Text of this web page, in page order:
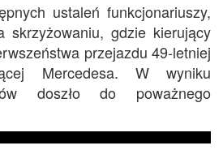
ustaleń funkcjonariuszy,
skrzyżowaniu, gdzie kierujący
przejazdu 49-letniej
Mercedesa. W wyniku
doszło do poważnego